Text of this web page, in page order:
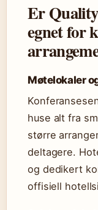
Er
egnet for
Møtelokaler
huse alt fra
større
deltagere.
og dedikert
offisiell